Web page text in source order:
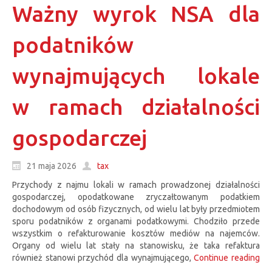
Ważny wyrok NSA dla
podatników
wynajmujących lokale
w ramach działalności
gospodarczej
21 maja 2026
tax
Przychody z najmu lokali w ramach prowadzonej działalności
gospodarczej, opodatkowane zryczałtowanym podatkiem
dochodowym od osób fizycznych, od wielu lat były przedmiotem
sporu podatników z organami podatkowymi. Chodziło przede
wszystkim o refakturowanie kosztów mediów na najemców.
Organy od wielu lat stały na stanowisku, że taka refaktura
również stanowi przychód dla wynajmującego,Continue reading